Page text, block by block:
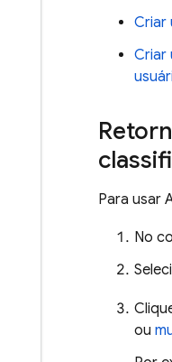
Criar
Criar
Para usar
No
ou